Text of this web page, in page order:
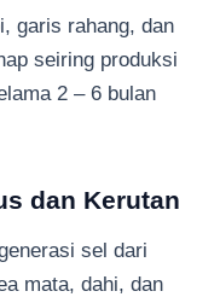
garis rahang, dan
seiring produksi
2 – 6 bulan
dan Kerutan
sel dari
mata, dahi, dan